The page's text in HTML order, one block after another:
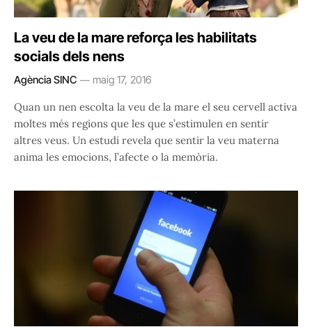
La veu de la mare reforça les habilitats
socials dels nens
Agència SINC maig 17, 2016
Quan un nen escolta la veu de la mare el seu cervell activa
moltes més regions que les que s’estimulen en sentir
altres veus. Un estudi revela que sentir la veu materna
anima les emocions, l’afecte o la memòria.